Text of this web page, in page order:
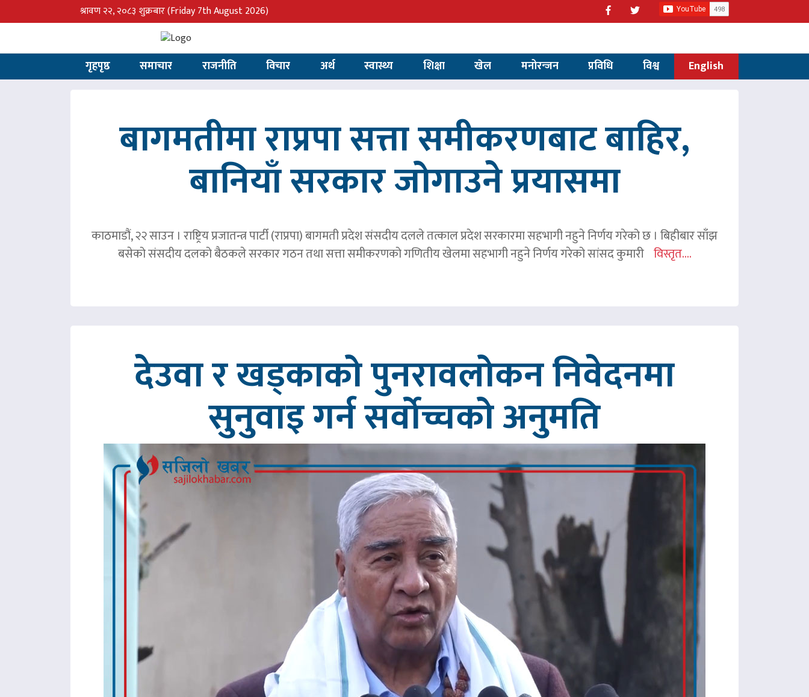
श्रावण २२, २०८३ शुक्रबार(Friday 7th August 2026)
गृहपृष्ठ समाचार राजनीति विचार अर्थ स्वास्थ्य शिक्षा खेल मनोरन्जन प्रविधि विश्व English
बागमतीमा राप्रपा सत्ता समीकरणबाट बाहिर,
बानियाँ सरकार जोगाउने प्रयासमा
काठमाडौं, २२ साउन । राष्ट्रिय प्रजातन्त्र पार्टी (राप्रपा) बागमती प्रदेश संसदीय दलले तत्काल प्रदेश सरकारमा सहभागी नहुने निर्णय गरेको छ । बिहीबार साँझ
बसेको संसदीय दलको बैठकले सरकार गठन तथा सत्ता समीकरणको गणितीय खेलमा सहभागी नहुने निर्णय गरेको सांसद कुमारी विस्तृत....
देउवा र खड्काको पुनरावलोकन निवेदनमा
सुनुवाइ गर्न सर्वोच्चको अनुमति